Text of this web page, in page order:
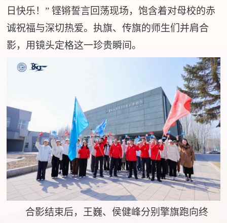
日快乐！” 铿锵誓言回荡现场，饱含着对母校的赤
诚祝福与深切热爱。执旗、传旗的师生们并肩合
影，用镜头定格这一珍贵瞬间。
合影结束后，王巍、侯健峰分别擎旗跑向终